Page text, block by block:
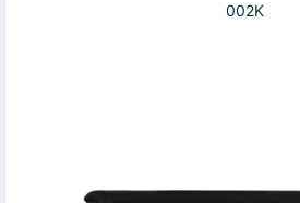
002K